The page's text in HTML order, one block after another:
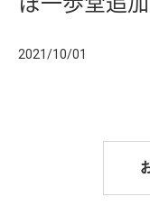
2021/10/01